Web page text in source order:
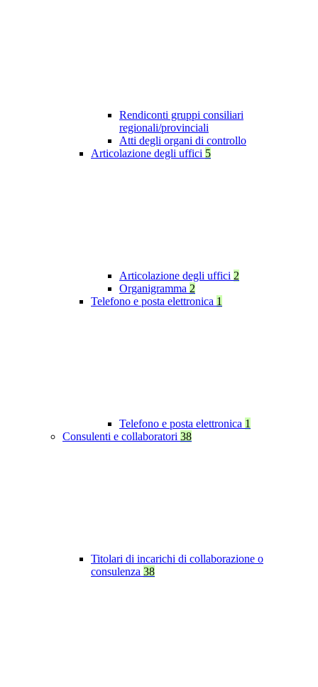
Rendiconti gruppi consiliari
regionali/provinciali
Atti degli organi di controllo
Articolazione degli uffici 5
Articolazione degli uffici 2
Organigramma 2
Telefono e posta elettronica 1
Telefono e posta elettronica 1
Consulenti e collaboratori 38
Titolari di incarichi di collaborazione o
consulenza 38